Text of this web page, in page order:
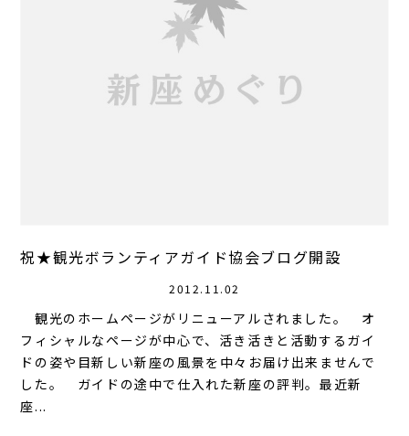
祝★観光ボランティアガイド協会ブログ開設
2012.11.02
観光のホームページがリニューアルされました。 オ
フィシャルなページが中心で、活き活きと活動するガイ
ドの姿や目新しい新座の風景を中々お届け出来ませんで
した。 ガイドの途中で仕入れた新座の評判。最近新
座...